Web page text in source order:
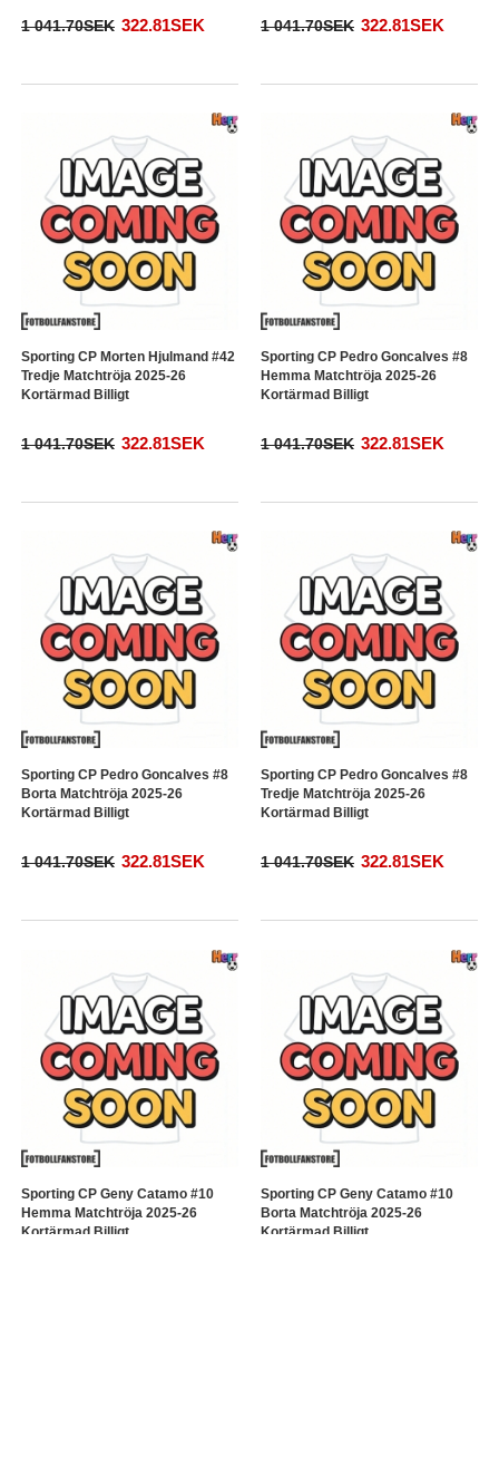
1 041.70SEK 322.81SEK 1 041.70SEK 322.81SEK
Sporting CP Morten Hjulmand #42
Tredje Matchtröja 2025-26
Kortärmad Billigt
1 041.70SEK 322.81SEK
Sporting CP Pedro Goncalves #8
Hemma Matchtröja 2025-26
Kortärmad Billigt
1 041.70SEK 322.81SEK
Sporting CP Pedro Goncalves #8
Borta Matchtröja 2025-26
Kortärmad Billigt
1 041.70SEK 322.81SEK
Sporting CP Pedro Goncalves #8
Tredje Matchtröja 2025-26
Kortärmad Billigt
1 041.70SEK 322.81SEK
Sporting CP Geny Catamo #10
Hemma Matchtröja 2025-26
Kortärmad Billigt
Sporting CP Geny Catamo #10
Borta Matchtröja 2025-26
Kortärmad Billigt